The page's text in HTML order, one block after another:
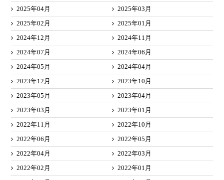
2025年04月
2025年03月
2025年02月
2025年01月
2024年12月
2024年11月
2024年07月
2024年06月
2024年05月
2024年04月
2023年12月
2023年10月
2023年05月
2023年04月
2023年03月
2023年01月
2022年11月
2022年10月
2022年06月
2022年05月
2022年04月
2022年03月
2022年02月
2022年01月